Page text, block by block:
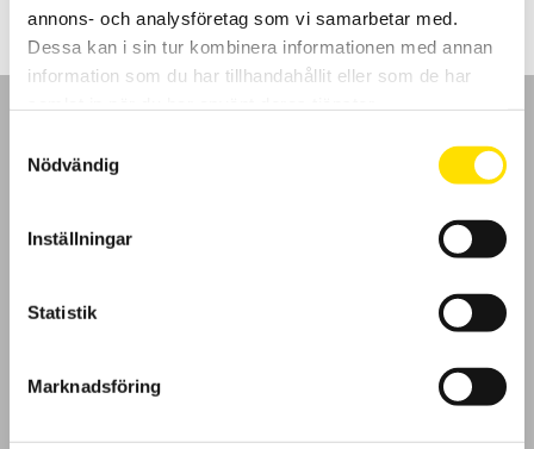
annons- och analysföretag som vi samarbetar med.
Dessa kan i sin tur kombinera informationen med annan
information som du har tillhandahållit eller som de har
Nödvändig
Inställningar
Statistik
Marknadsföring